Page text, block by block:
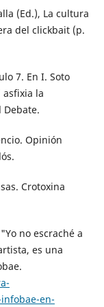
(Ed.), La cultura
del clickbait (p.
7. En I. Soto
asfixia la
Debate.
Opinión
Crotoxina
no escraché a
es una
en-